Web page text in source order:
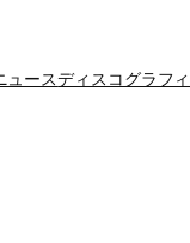
ュースディスコグラフィ